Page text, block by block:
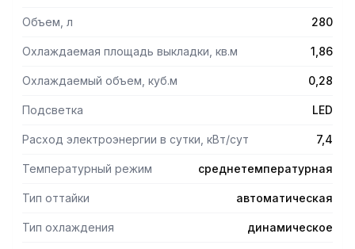
Объем, л 280
Охлаждаемая площадь выкладки, кв.м 1,86
Охлаждаемый объем, куб.м 0,28
Подсветка LED
Расход электроэнергии в сутки, кВт/сут 7,4
Температурный режим среднетемпературная
Тип оттайки автоматическая
Тип охлаждения динамическое